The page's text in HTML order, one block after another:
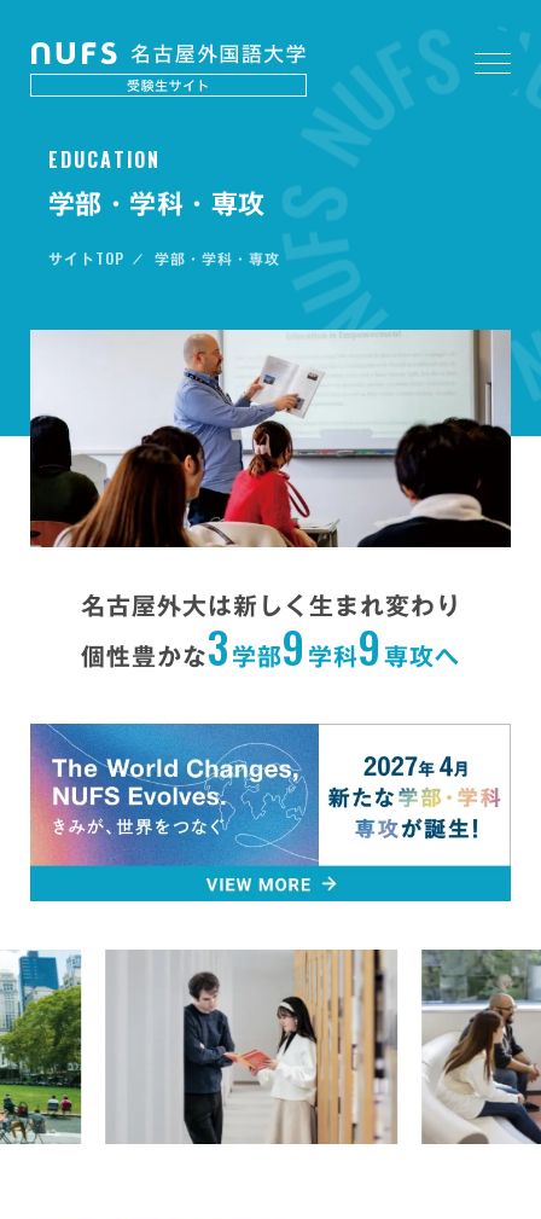
EDUCATION
学部・学科・専攻
サイト TOP 学部・学科・専攻
名古屋外大は新しく生まれ変わり
個性豊かな3 学部9 学科9 専攻へ